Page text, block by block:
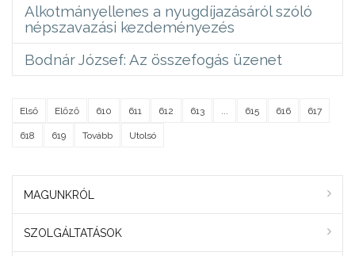
Alkotmányellenes a nyugdíjazásáról szóló
népszavazási kezdeményezés
Bodnár József: Az összefogás üzenet
Első Előző 610 611 612 613 615 616 617
618 619 Tovább Utolsó
MAGUNKRÓL
SZOLGÁLTATÁSOK